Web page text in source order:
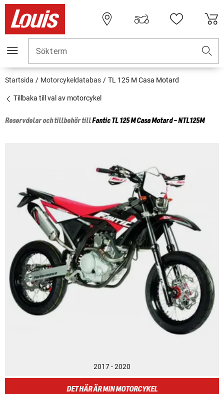
Sökterm
Startsida Motorcykeldatabas TL 125 M Casa Motard
Tillbaka till val av motorcykel
Reservdelar och tillbehör tillFanticTL 125 M Casa Motard - NTL125M
2017 - 2020
DET HÄR ÄR MIN MOTORCYKEL